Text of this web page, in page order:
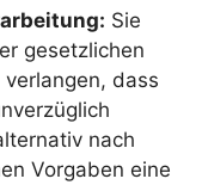
Sie
gesetzlichen
dass
nach
Vorgaben eine